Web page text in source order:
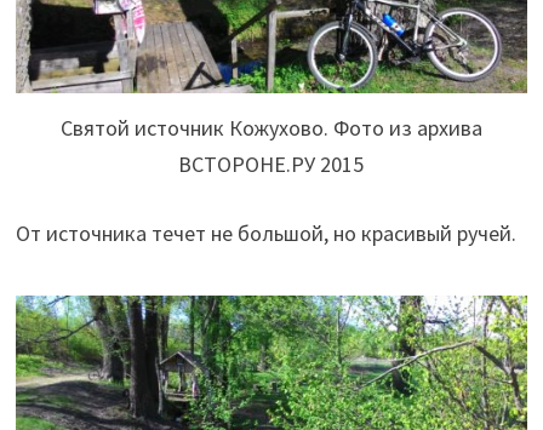
Святой источник Кожухово. Фото из архива
ВСТОРОНЕ.РУ 2015
От источника течет не большой, но красивый ручей.